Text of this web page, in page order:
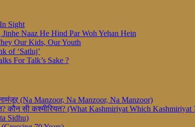
Sight
Jinhe Naaz He Hind Par Woh Yehan Hein
Our Kids, Our Youth
of ‘Satluj’
For Talk’s Sake ?
(Na Manzoor, Na Manzoor, Na Manzoor)
कौन सी कश्मीरियत? (What Kashmiriyat Which Kashmiriyat
Sidhu)